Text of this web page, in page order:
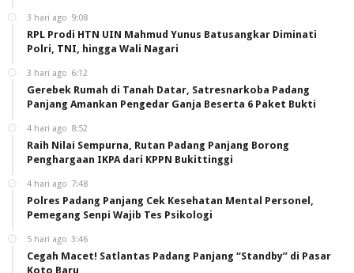
3 hari ago 9:08
RPL Prodi HTN UIN Mahmud Yunus Batusangkar Diminati
Polri, TNI, hingga Wali Nagari
3 hari ago 6:12
Gerebek Rumah di Tanah Datar, Satresnarkoba Padang
Panjang Amankan Pengedar Ganja Beserta 6 Paket Bukti
4 hari ago 8:52
Raih Nilai Sempurna, Rutan Padang Panjang Borong
Penghargaan IKPA dari KPPN Bukittinggi
4 hari ago 7:48
Polres Padang Panjang Cek Kesehatan Mental Personel,
Pemegang Senpi Wajib Tes Psikologi
5 hari ago 3:46
Cegah Macet! Satlantas Padang Panjang “Standby” di Pasar
Koto Baru